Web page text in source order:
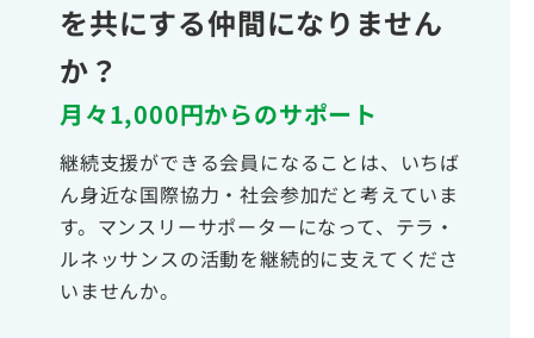
を共にする仲間になりません
か？
月々1,000円からのサポート
継続支援ができる会員になることは、いちば
ん身近な国際協力・社会参加だと考えていま
す。マンスリーサポーターになって、テラ・
ルネッサンスの活動を継続的に支えてくださ
いませんか。